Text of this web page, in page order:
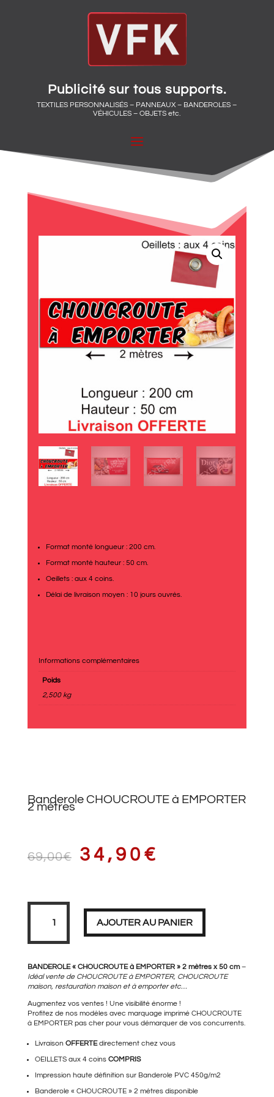
Publicité sur tous supports.
TEXTILES PERSONNALISÉS – PANNEAUX – BANDEROLES –
VÉHICULES – OBJETS etc.
Format monté longueur : 200 cm.
Format monté hauteur : 50 cm.
Oeillets : aux 4 coins.
Délai de livraison moyen : 10 jours ouvrés.
Informations complémentaires
Poids
2,500 kg
Banderole CHOUCROUTE à EMPORTER
2 mètres
69,00€ LE
PRIX
INITIAL
ÉTAIT :
69,00€.
34,90 €
PRIX
ACTUEL
EST :
quantité
Banderole
CHOUCROUTE
EMPORTER
AJOUTER AU PANIER
BANDEROLE « CHOUCROUTE à EMPORTER » 2 mètres x 50 cm–
Idéal vente de CHOUCROUTE à EMPORTER, CHOUCROUTE
maison, restauration maison et à emporter etc…
Augmentez vos ventes ! Une visibilité énorme !
Profitez de nos modèles avec marquage imprimé CHOUCROUTE
à EMPORTER pas cher pour vous démarquer de vos concurrents.
Livraison OFFERTEdirectement chez vous
OEILLETS aux 4 coins COMPRIS
Impression haute définition sur Banderole PVC 450g/m2
Banderole « CHOUCROUTE »2 mètres disponible